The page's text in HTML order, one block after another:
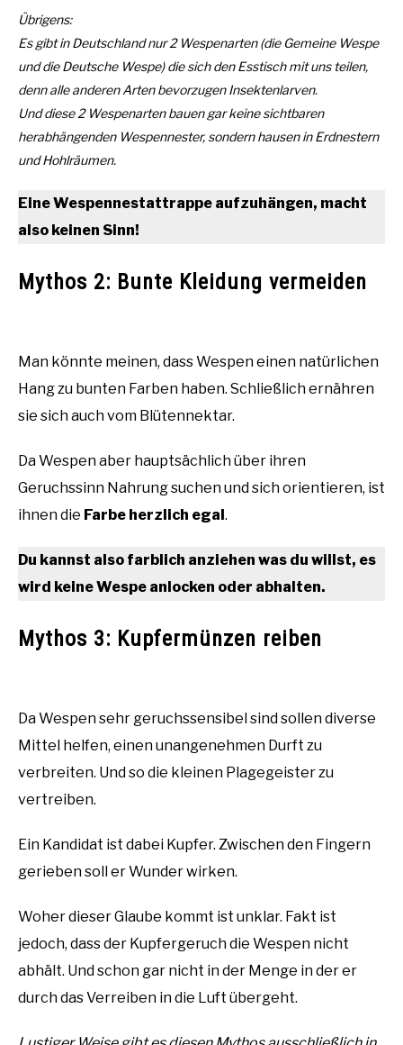
Übrigens:
Es gibt in Deutschland nur 2 Wespenarten (die Gemeine Wespe
und die Deutsche Wespe) die sich den Esstisch mit uns teilen,
denn alle anderen Arten bevorzugen Insektenlarven.
Und diese 2 Wespenarten bauen gar keine sichtbaren
herabhängenden Wespennester, sondern hausen in Erdnestern
und Hohlräumen.
Eine Wespennestattrappe aufzuhängen, macht
also keinen Sinn!
Mythos 2: Bunte Kleidung vermeiden
Man könnte meinen, dass Wespen einen natürlichen
Hang zu bunten Farben haben. Schließlich ernähren
sie sich auch vom Blütennektar.
Da Wespen aber hauptsächlich über ihren
Geruchssinn Nahrung suchen und sich orientieren, ist
ihnen die Farbe herzlich egal.
Du kannst also farblich anziehen was du willst, es
wird keine Wespe anlocken oder abhalten.
Mythos 3: Kupfermünzen reiben
Da Wespen sehr geruchssensibel sind sollen diverse
Mittel helfen, einen unangenehmen Durft zu
verbreiten. Und so die kleinen Plagegeister zu
vertreiben.
Ein Kandidat ist dabei Kupfer. Zwischen den Fingern
gerieben soll er Wunder wirken.
Woher dieser Glaube kommt ist unklar. Fakt ist
jedoch, dass der Kupfergeruch die Wespen nicht
abhält. Und schon gar nicht in der Menge in der er
durch das Verreiben in die Luft übergeht.